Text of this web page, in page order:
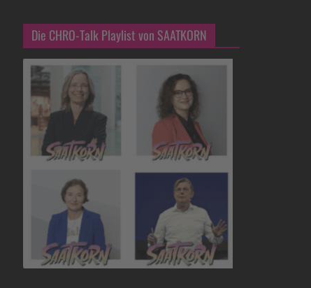
Die CHRO-Talk Playlist von SAATKORN